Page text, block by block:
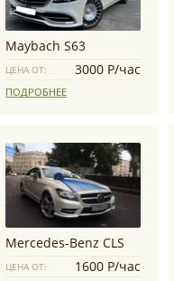
Maybach S63
ЦЕНА ОТ: 3000 Р/час
ПОДРОБНЕЕ
Mercedes-Benz CLS
ЦЕНА ОТ: 1600 Р/час